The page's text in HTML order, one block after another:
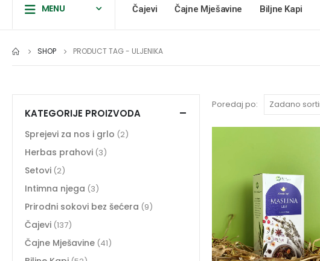
MENU Čajevi Čajne Mješavine Biljne Kapi
SHOP PRODUCT TAG - ULJENIKA
Poredaj po:
KATEGORIJE PROIZVODA
Sprejevi za nos i grlo (2)
Herbas prahovi (3)
Setovi (2)
Intimna njega (3)
Prirodni sokovi bez šećera (9)
Čajevi (137)
Čajne Mješavine (41)